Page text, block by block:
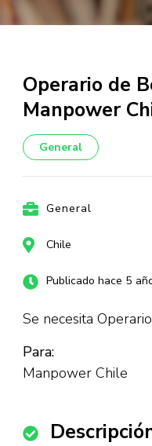
Operario de
Manpower
General
General
Chile
Publicado hace 5
Se necesita
Para:
Manpower Chile